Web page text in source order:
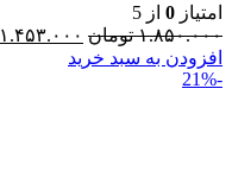
امتیاز 0 از 5
۱.۸۵۰.۰۰۰ تومان ۱.۴۵۳.۰۰۰
افزودن به سبد خرید
-21%